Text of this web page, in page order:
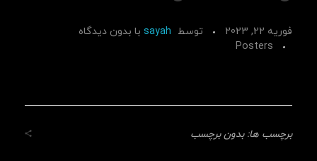
فوریه 22, 2023 توسط sayah با بدون دیدگاه
Posters
برچسب ها: بدون برچسب